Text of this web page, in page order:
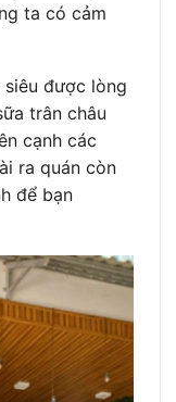
ta có cảm
được lòng
trân châu
cạnh các
ra quán còn
để bạn